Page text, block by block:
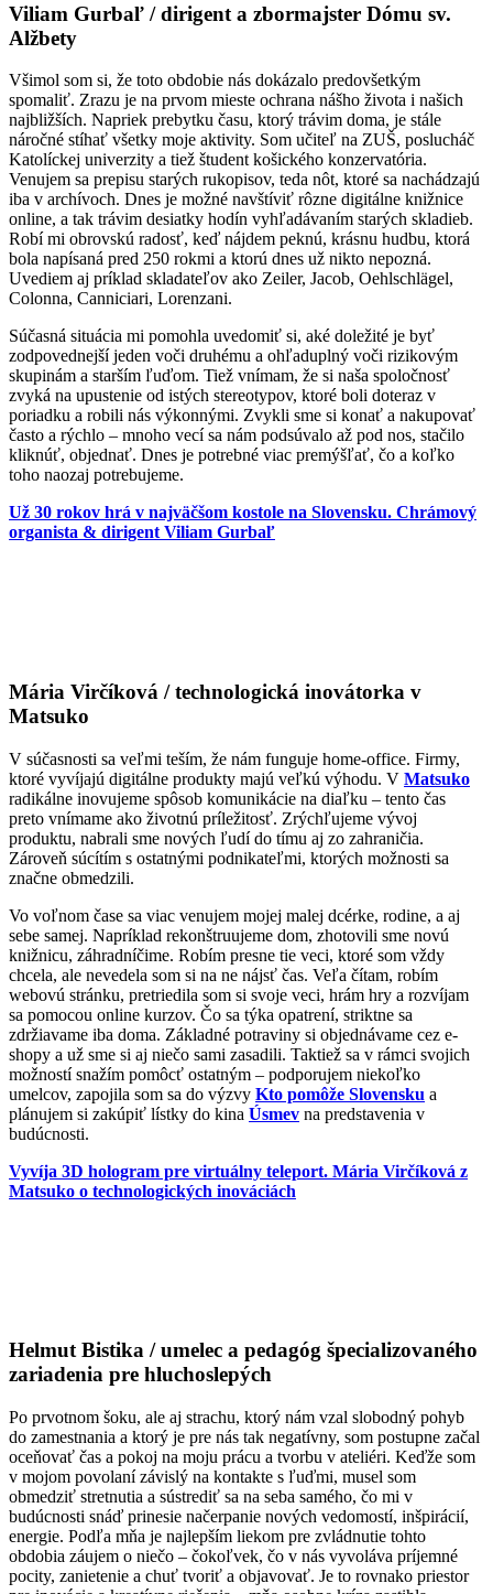
Viliam Gurbaľ / dirigent a zbormajster Dómu sv.
Alžbety
Všimol som si, že toto obdobie nás dokázalo predovšetkým
spomaliť. Zrazu je na prvom mieste ochrana nášho života i našich
najbližších. Napriek prebytku času, ktorý trávim doma, je stále
náročné stíhať všetky moje aktivity. Som učiteľ na ZUŠ, poslucháč
Katolíckej univerzity a tiež študent košického konzervatória.
Venujem sa prepisu starých rukopisov, teda nôt, ktoré sa nachádzajú
iba v archívoch. Dnes je možné navštíviť rôzne digitálne knižnice
online, a tak trávim desiatky hodín vyhľadávaním starých skladieb.
Robí mi obrovskú radosť, keď nájdem peknú, krásnu hudbu, ktorá
bola napísaná pred 250 rokmi a ktorú dnes už nikto nepozná.
Uvediem aj príklad skladateľov ako Zeiler, Jacob, Oehlschlägel,
Colonna, Canniciari, Lorenzani.
Súčasná situácia mi pomohla uvedomiť si, aké doležité je byť
zodpovednejší jeden voči druhému a ohľaduplný voči rizikovým
skupinám a starším ľuďom. Tiež vnímam, že si naša spoločnosť
zvyká na upustenie od istých stereotypov, ktoré boli doteraz v
poriadku a robili nás výkonnými. Zvykli sme si konať a nakupovať
často a rýchlo – mnoho vecí sa nám podsúvalo až pod nos, stačilo
kliknúť, objednať. Dnes je potrebné viac premýšľať, čo a koľko
toho naozaj potrebujeme.
Už 30 rokov hrá v najväčšom kostole na Slovensku. Chrámový
organista & dirigent Viliam Gurbaľ
Mária Virčíková / technologická inovátorka v
Matsuko
V súčasnosti sa veľmi teším, že nám funguje home-office. Firmy,
ktoré vyvíjajú digitálne produkty majú veľkú výhodu. V Matsuko
radikálne inovujeme spôsob komunikácie na diaľku – tento čas
preto vnímame ako životnú príležitosť. Zrýchľujeme vývoj
produktu, nabrali sme nových ľudí do tímu aj zo zahraničia.
Zároveň súcítím s ostatnými podnikateľmi, ktorých možnosti sa
značne obmedzili.
Vo voľnom čase sa viac venujem mojej malej dcérke, rodine, a aj
sebe samej. Napríklad rekonštruujeme dom, zhotovili sme novú
knižnicu, záhradníčime. Robím presne tie veci, ktoré som vždy
chcela, ale nevedela som si na ne nájsť čas. Veľa čítam, robím
webovú stránku, pretriedila som si svoje veci, hrám hry a rozvíjam
sa pomocou online kurzov. Čo sa týka opatrení, striktne sa
zdržiavame iba doma. Základné potraviny si objednávame cez e-
shopy a už sme si aj niečo sami zasadili. Taktiež sa v rámci svojich
možností snažím pomôcť ostatným – podporujem niekoľko
umelcov, zapojila som sa do výzvy Kto pomôže Slovensku a
plánujem si zakúpiť lístky do kina Úsmev na predstavenia v
budúcnosti.
Vyvíja 3D hologram pre virtuálny teleport. Mária Virčíková z
Matsuko o technologických inováciách
Helmut Bistika / umelec a pedagóg špecializovaného
zariadenia pre hluchoslepých
Po prvotnom šoku, ale aj strachu, ktorý nám vzal slobodný pohyb
do zamestnania a ktorý je pre nás tak negatívny, som postupne začal
oceňovať čas a pokoj na moju prácu a tvorbu v ateliéri. Keďže som
v mojom povolaní závislý na kontakte s ľuďmi, musel som
obmedziť stretnutia a sústrediť sa na seba samého, čo mi v
budúcnosti snáď prinesie načerpanie nových vedomostí, inšpirácií,
energie. Podľa mňa je najlepším liekom pre zvládnutie tohto
obdobia záujem o niečo – čokoľvek, čo v nás vyvoláva príjemné
pocity, zanietenie a chuť tvoriť a objavovať. Je to rovnako priestor